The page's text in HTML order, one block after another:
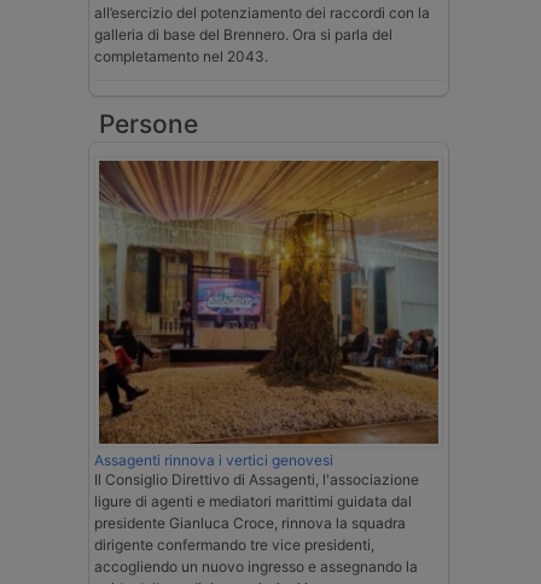
all’esercizio del potenziamento dei raccordi con la
galleria di base del Brennero. Ora si parla del
completamento nel 2043.
Persone
Assagenti rinnova i vertici genovesi
Il Consiglio Direttivo di Assagenti, l'associazione
ligure di agenti e mediatori marittimi guidata dal
presidente Gianluca Croce, rinnova la squadra
dirigente confermando tre vice presidenti,
accogliendo un nuovo ingresso e assegnando la